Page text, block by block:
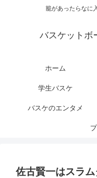
籠があったらなに
バスケットボ
ホーム
学生バスケ
バスケのエンタメ
佐古賢一はスラ